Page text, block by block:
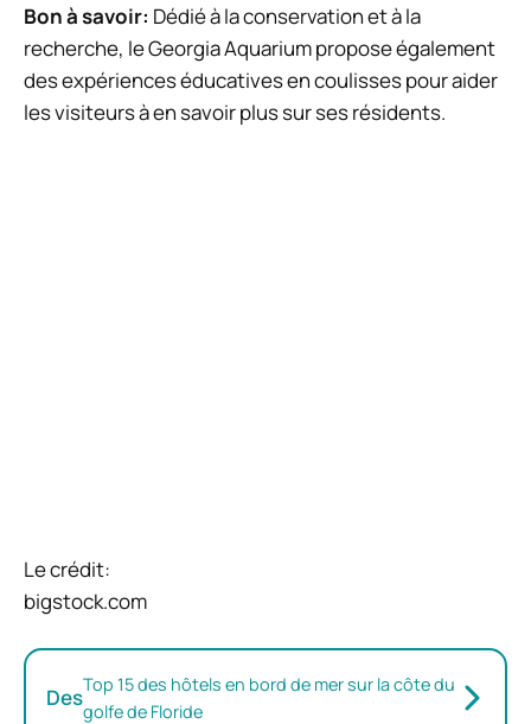
Bon à savoir: Dédié à la conservation et à la
recherche, le Georgia Aquarium propose également
des expériences éducatives en coulisses pour aider
les visiteurs à en savoir plus sur ses résidents.
Le crédit:
bigstock.com
DesTop 15 des hôtels en bord de mer sur la côte du
golfe de Floride